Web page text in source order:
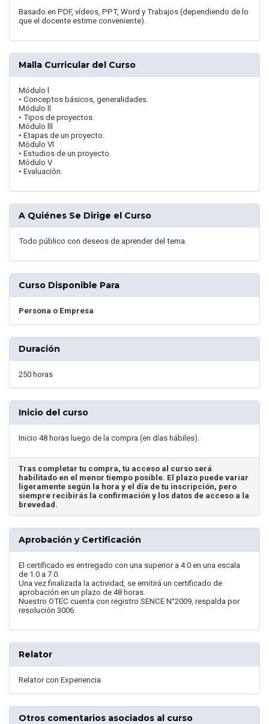
Basado en PDF, vídeos, PPT, Word y Trabajos (dependiendo de lo
que el docente estime conveniente).
Malla Curricular del Curso
Módulo l
• Conceptos básicos, generalidades.
Módulo ll
• Tipos de proyectos.
Módulo lll
• Etapas de un proyecto.
Módulo Vl
• Estudios de un proyecto.
Módulo V
• Evaluación.
A Quiénes Se Dirige el Curso
Todo público con deseos de aprender del tema.
Curso Disponible Para
Persona o Empresa
Duración
250 horas
Inicio del curso
Inicio 48 horas luego de la compra (en días hábiles).
Tras completar tu compra, tu acceso al curso será
habilitado en el menor tiempo posible. El plazo puede variar
ligeramente según la hora y el día de tu inscripción, pero
siempre recibirás la confirmación y los datos de acceso a la
brevedad.
Aprobación y Certificación
El certificado es entregado con una superior a 4.0 en una escala
de 1.0 a 7.0.
Una vez finalizada la actividad, se emitirá un certificado de
aprobación en un plazo de 48 horas.
Nuestro OTEC cuenta con registro SENCE N°2009, respalda por
resolución 3006.
Relator
Relator con Experiencia
Otros comentarios asociados al curso